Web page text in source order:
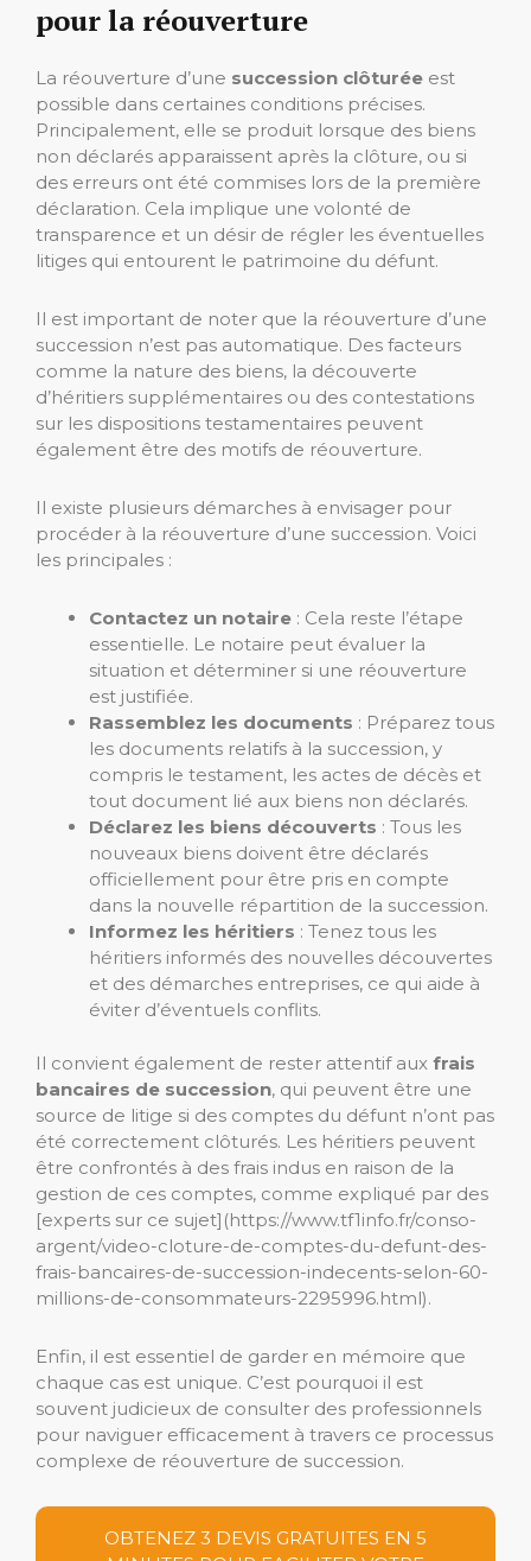
pour la réouverture
La réouverture d’une succession clôturée est
possible dans certaines conditions précises.
Principalement, elle se produit lorsque des biens
non déclarés apparaissent après la clôture, ou si
des erreurs ont été commises lors de la première
déclaration. Cela implique une volonté de
transparence et un désir de régler les éventuelles
litiges qui entourent le patrimoine du défunt.
Il est important de noter que la réouverture d’une
succession n’est pas automatique. Des facteurs
comme la nature des biens, la découverte
d’héritiers supplémentaires ou des contestations
sur les dispositions testamentaires peuvent
également être des motifs de réouverture.
Il existe plusieurs démarches à envisager pour
procéder à la réouverture d’une succession. Voici
les principales :
Contactez un notaire : Cela reste l’étape
essentielle. Le notaire peut évaluer la
situation et déterminer si une réouverture
est justifiée.
Rassemblez les documents : Préparez tous
les documents relatifs à la succession, y
compris le testament, les actes de décès et
tout document lié aux biens non déclarés.
Déclarez les biens découverts : Tous les
nouveaux biens doivent être déclarés
officiellement pour être pris en compte
dans la nouvelle répartition de la succession.
Informez les héritiers : Tenez tous les
héritiers informés des nouvelles découvertes
et des démarches entreprises, ce qui aide à
éviter d’éventuels conflits.
Il convient également de rester attentif aux frais
bancaires de succession, qui peuvent être une
source de litige si des comptes du défunt n’ont pas
été correctement clôturés. Les héritiers peuvent
être confrontés à des frais indus en raison de la
gestion de ces comptes, comme expliqué par des
[experts sur ce sujet](https://www.tf1info.fr/conso-
argent/video-cloture-de-comptes-du-defunt-des-
frais-bancaires-de-succession-indecents-selon-60-
millions-de-consommateurs-2295996.html).
Enfin, il est essentiel de garder en mémoire que
chaque cas est unique. C’est pourquoi il est
souvent judicieux de consulter des professionnels
pour naviguer efficacement à travers ce processus
complexe de réouverture de succession.
OBTENEZ 3 DEVIS GRATUITES EN 5